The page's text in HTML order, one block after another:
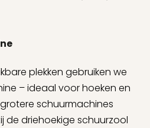
plekken gebruiken we
– ideaal voor hoeken en
schuurmachines
de driehoekige schuurzool